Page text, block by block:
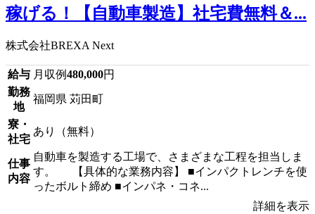
稼げる！【自動車製造】社宅費無料＆...
株式会社BREXA Next
給与 月収例480,000円
勤務
地
福岡県 苅田町
寮・
社宅
あり（無料）
仕事
内容
自動車を製造する工場で、さまざまな工程を担当しま
す。 【具体的な業務内容】 ■インパクトレンチを使
ったボルト締め ■インパネ・コネ...
詳細を表示